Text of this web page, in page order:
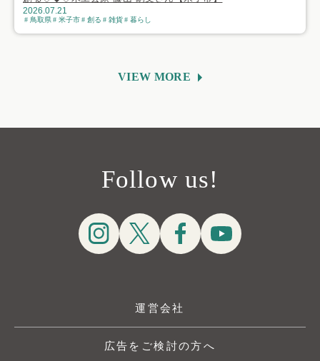
2026.07.21
鳥取県 米子市 創る 雑貨 暮らし
VIEW MORE
Follow us!
運営会社
広告をご検討の方へ